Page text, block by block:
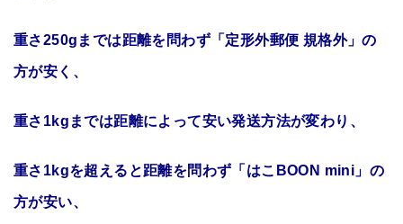
重さ250gまでは距離を問わず「定形外郵便 規格外」の
方が安く、
重さ1kgまでは距離によって安い発送方法が変わり、
重さ1kgを超えると距離を問わず「はこBOON mini」の
方が安い、